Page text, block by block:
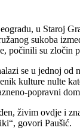
u Staroj
sukoba
počinili su
se u jednoj
kulture nulte
popravni
živim ovdje i
govori Paušić.